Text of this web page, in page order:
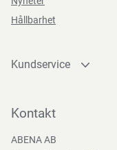
Direktiv,
Hållbarhet
Kundservice
Bli kund
Kontakt
ABENA AB